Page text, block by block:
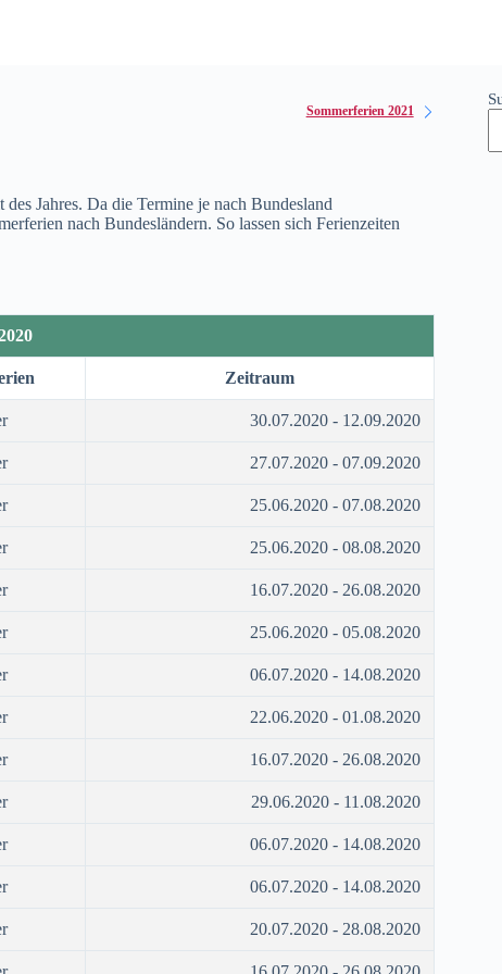
Sommerferien 2021
Jahres. Da die Termine je nach Bundesland
nach Bundesländern. So lassen sich Ferienzeiten
Zeitraum
30.07.2020 - 12.09.2020
27.07.2020 - 07.09.2020
25.06.2020 - 07.08.2020
25.06.2020 - 08.08.2020
16.07.2020 - 26.08.2020
25.06.2020 - 05.08.2020
06.07.2020 - 14.08.2020
22.06.2020 - 01.08.2020
16.07.2020 - 26.08.2020
29.06.2020 - 11.08.2020
06.07.2020 - 14.08.2020
06.07.2020 - 14.08.2020
20.07.2020 - 28.08.2020